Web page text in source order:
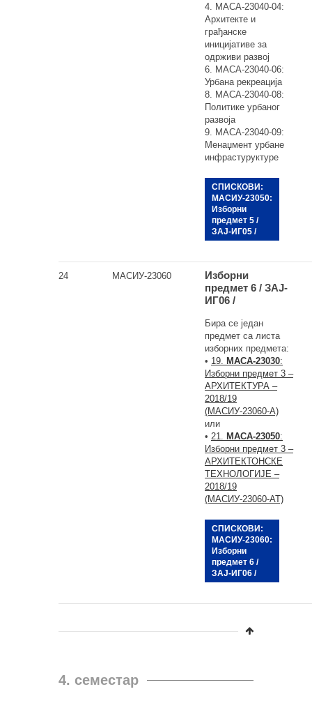
4. МАСА-23040-04:
Архитекте и
грађанске
иницијативе за
одрживи развој
6. МАСА-23040-06:
Урбана рекреација
8. МАСА-23040-08:
Политике урбаног
развоја
9. МАСА-23040-09:
Менаџмент урбане
инфрастуруктуре
СПИСКОВИ:
МАСИУ-23050:
Изборни
предмет 5 /
ЗАЈ-ИГ05 /
24 МАСИУ-23060
Изборни
предмет 6 / ЗАЈ-
ИГ06 /
Бира се један
предмет са листа
изборних предмета:
• 19. МАСА-23030:
Изборни предмет 3 –
АРХИТЕКТУРА –
2018/19
(МАСИУ-23060-А)
или
• 21. МАСА-23050:
Изборни предмет 3 –
АРХИТЕКТОНСКЕ
ТЕХНОЛОГИЈЕ –
2018/19
(МАСИУ-23060-АТ)
СПИСКОВИ:
МАСИУ-23060:
Изборни
предмет 6 /
ЗАЈ-ИГ06 /
4. семестар